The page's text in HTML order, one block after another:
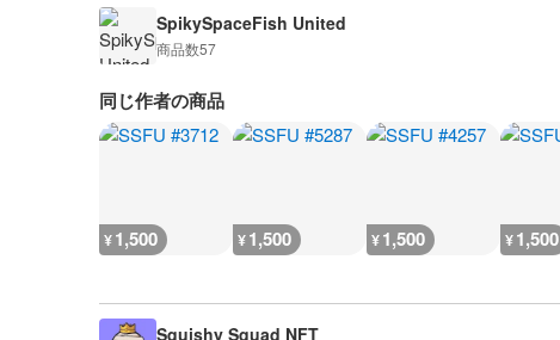
SpikySpaceFish United
商品数57
同じ作者の商品
¥1,500 ¥1,500 ¥1,500 ¥1,500
Squishy Squad NFT